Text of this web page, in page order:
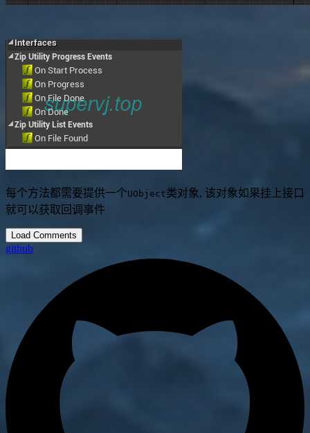
每个方法都需要提供一个UObject类对象, 该对象如果挂上接口
就可以获取回调事件
Load Comments
github